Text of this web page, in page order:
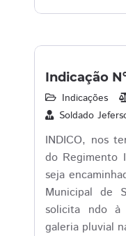
Indicação
Indicações
Soldado
INDICO, nos
do Regimento
seja
Municipal de
solicita ndo
galeria pluvial